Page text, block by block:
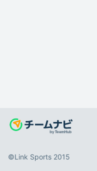
©️Link Sports 2015